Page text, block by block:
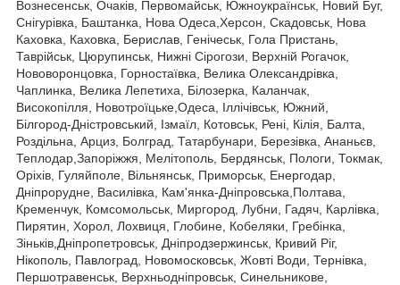
Вознесенськ, Очаків, Первомайськ, Южноукраїнськ, Новий Буг,
Снігурівка, Баштанка, Нова Одеса,Херсон, Скадовськ, Нова
Каховка, Каховка, Берислав, Генічеськ, Гола Пристань,
Таврійськ, Цюрупинськ, Нижні Сірогози, Верхній Рогачок,
Нововоронцовка, Горностаївка, Велика Олександрівка,
Чаплинка, Велика Лепетиха, Білозерка, Каланчак,
Високопілля, Новотроїцьке,Одеса, Іллічівськ, Южний,
Білгород-Дністровський, Ізмаїл, Котовськ, Рені, Кілія, Балта,
Роздільна, Арциз, Болград, Татарбунари, Березівка, Ананьєв,
Теплодар,Запоріжжя, Мелітополь, Бердянськ, Пологи, Токмак,
Оріхів, Гуляйполе, Вільнянськ, Приморськ, Енергодар,
Дніпрорудне, Василівка, Кам'янка-Дніпровська,Полтава,
Кременчук, Комсомольськ, Миргород, Лубни, Гадяч, Карлівка,
Пирятин, Хорол, Лохвиця, Глобине, Кобеляки, Гребінка,
Зіньків,Дніпропетровськ, Дніпродзержинськ, Кривий Ріг,
Нікополь, Павлоград, Новомосковськ, Жовті Води, Тернівка,
Першотравенськ, Верхньодніпровськ, Синельникове,